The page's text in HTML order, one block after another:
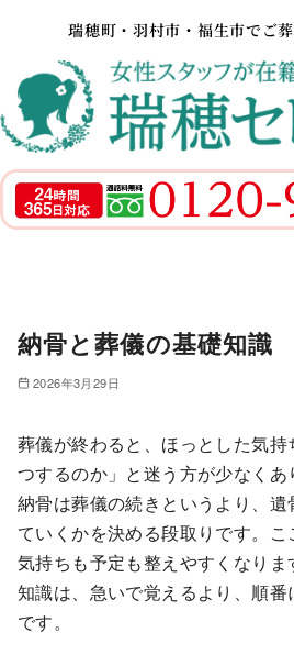
瑞穂町・羽村市・福生市でご
納骨と葬儀の基礎知識
2026年3月29日
葬儀が終わると、ほっとした気
つするのか」と迷う方が少なくあ
納骨は葬儀の続きというより、
ていくかを決める段取りです。こ
気持ちも予定も整えやすくなり
知識は、急いで覚えるより、順
です。